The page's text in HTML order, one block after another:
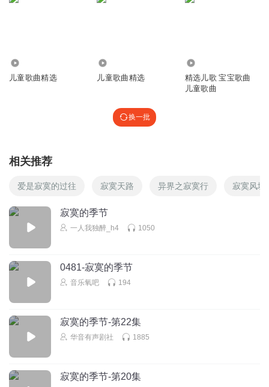
儿童歌曲精选 儿童歌曲精选
精选儿歌 宝宝歌曲
儿童歌曲
换一批
相关推荐
爱是寂寞的过往 寂寞天路 异界之寂寞行 寂寞风城
寂寞的季节
一人我独醉_h4 1050
0481-寂寞的季节
音乐氧吧 194
寂寞的季节-第22集
华音有声剧社 1885
寂寞的季节-第20集